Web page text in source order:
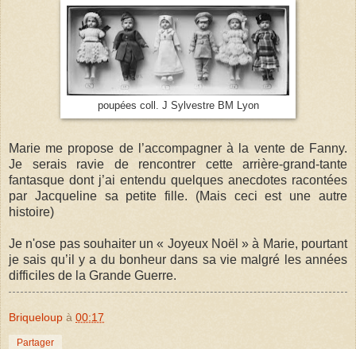
poupées coll. J Sylvestre BM Lyon
Marie me propose de l’accompagner à la vente de Fanny.
Je serais ravie de rencontrer cette arrière-grand-tante
fantasque dont j’ai entendu quelques anecdotes racontées
par Jacqueline sa petite fille. (Mais ceci est une autre
histoire)
Je n'ose pas souhaiter un « Joyeux Noël » à Marie, pourtant
je sais qu’il y a du bonheur dans sa vie malgré les années
difficiles de la Grande Guerre.
Briqueloup à 00:17
Partager